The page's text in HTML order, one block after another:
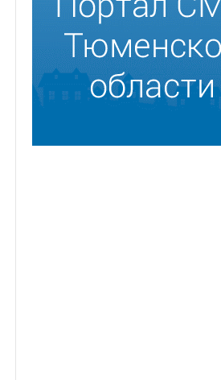
предпринимателем!
С 2012 года при поддержке
центра занятости населения
Викуловского района 18 человек
участие в программе
В
районе
На